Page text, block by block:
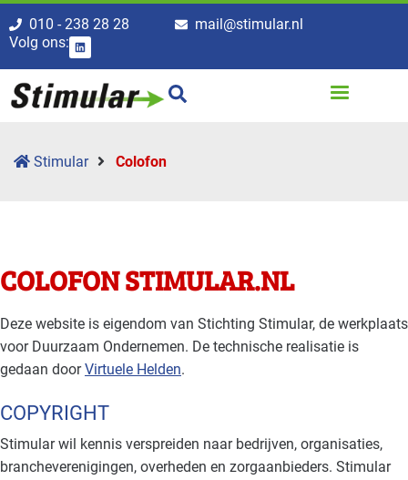
010 - 238 28 28
mail@stimular.nl
Volg ons:
Stimular Colofon
COLOFON STIMULAR.NL
Deze website is eigendom van Stichting Stimular, de werkplaats
voor Duurzaam Ondernemen. De technische realisatie is
gedaan doorVirtuele Helden.
COPYRIGHT
Stimular wil kennis verspreiden naar bedrijven, organisaties,
brancheverenigingen, overheden en zorgaanbieders. Stimular